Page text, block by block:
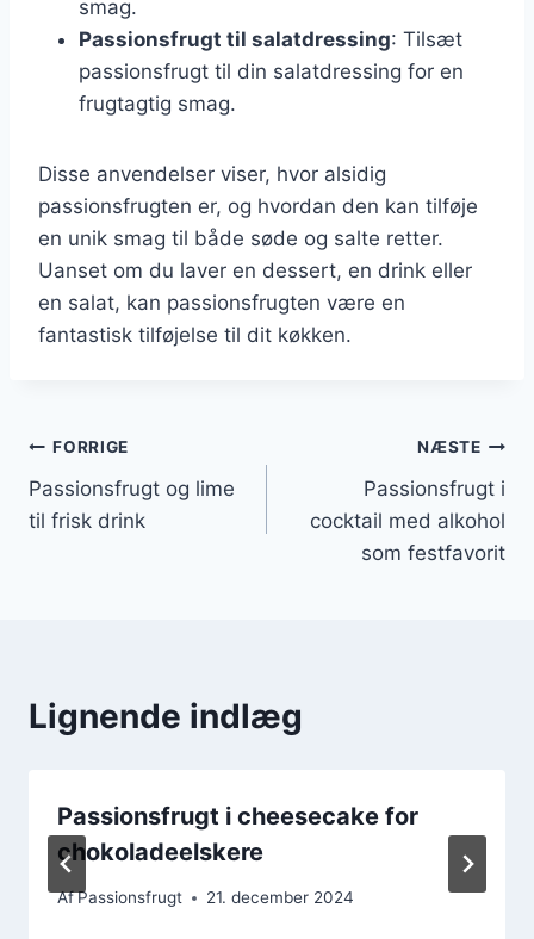
smag.
Passionsfrugt til salatdressing: Tilsæt
passionsfrugt til din salatdressing for en
frugtagtig smag.
Disse anvendelser viser, hvor alsidig
passionsfrugten er, og hvordan den kan tilføje
en unik smag til både søde og salte retter.
Uanset om du laver en dessert, en drink eller
en salat, kan passionsfrugten være en
fantastisk tilføjelse til dit køkken.
Indlægsnavigation
FORRIGE
Passionsfrugt og lime
til frisk drink
NÆSTE
Passionsfrugt i
cocktail med alkohol
som festfavorit
Lignende indlæg
Passionsfrugt i cheesecake for
chokoladeelskere
AfPassionsfrugt 21. december 2024